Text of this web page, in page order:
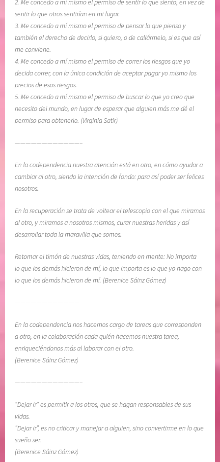
,
t
o
l
e
r
a
n
c
i
a
l
i
d
e
c
u
p
e
r
a
c
i
ó
n
m
a
,
a
r
l
a
i
a
,
s
e
n
2. Me concedo a mí mismo el permiso de sentir lo que siento, en vez de
sentir lo que otros sentirían en mi lugar.
3. Me concedo a mí mismo el permiso de pensar lo que pienso y
también el derecho de decirlo, si quiero, o de callármelo, si es que así
me conviene.
4. Me concedo a mí mismo el permiso de correr los riesgos que yo
decida correr, con la única condición de aceptar pagar yo mismo los
precios de esos riesgos.
5. Me concedo a mí mismo el permiso de buscar lo que yo creo que
necesito del mundo, en lugar de esperar que alguien más me dé el
permiso para obtenerlo. (Virginia Satir)
————————————–
En la codependencia nuestra atención está en otro, en cómo ayudar a
cambiar al otro, siendo la intención de fondo: para así poder ser felices
nosotros.
En la recuperación se trata de voltear el telescopio con el que miramos
al otro, y mirarnos a nosotros mismos, curar nuestras heridas y así
desarrollar toda la maravilla que somos.
Retomar el timón de nuestras vidas, teniendo en mente: No importa
lo que los demás hicieron de mí, lo que importa es lo que yo hago con
lo que los demás hicieron de mí. (Berenice Sáinz Gómez)
————————————
En la codependencia nos hacemos cargo de tareas que corresponden
a otro, en la colaboración cada quién hacemos nuestra tarea,
enriqueciéndonos más al laborar con el otro.
(Berenice Sáinz Gómez)
————————————–
“Dejar ir” es permitir a los otros, que se hagan responsables de sus
vidas.
”Dejar ir”, es no criticar y manejar a alguien, sino convertirme en lo que
sueño ser.
(Berenice Sáinz Gómez)